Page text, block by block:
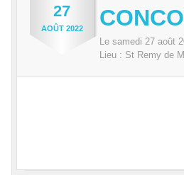
27
AOÛT 2022
Le samedi 27 août
Lieu : St Remy de